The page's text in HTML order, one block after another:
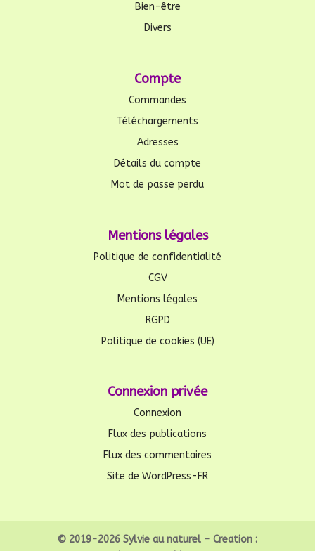
Bien-être
Divers
Compte
Commandes
Téléchargements
Adresses
Détails du compte
Mot de passe perdu
Mentions légales
Politique de confidentialité
CGV
Mentions légales
RGPD
Politique de cookies (UE)
Connexion privée
Connexion
Flux des publications
Flux des commentaires
Site de WordPress-FR
© 2019-2026 Sylvie au naturel - Creation :